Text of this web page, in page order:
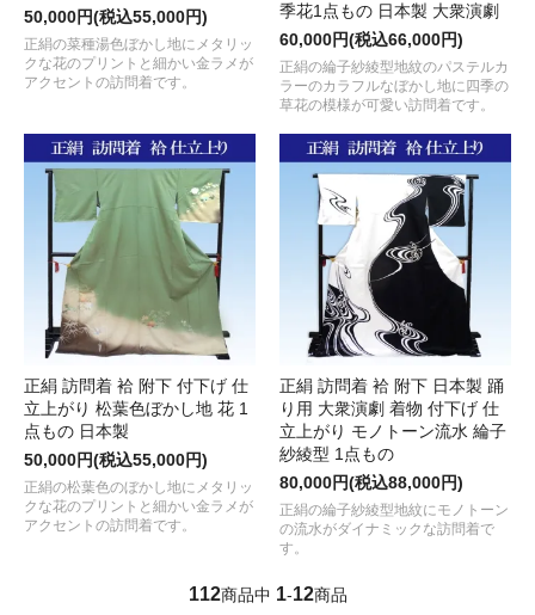
50,000円(税込55,000円)
正絹の菜種湯色ぼかし地にメタリッ
クな花のプリントと細かい金ラメが
アクセントの訪問着です。
季花1点もの 日本製 大衆演劇
60,000円(税込66,000円)
正絹の綸子紗綾型地紋のパステルカ
ラーのカラフルなぼかし地に四季の
草花の模様が可愛い訪問着です。
正絹 訪問着 袷 附下 付下げ 仕
立上がり 松葉色ぼかし地 花 1
点もの 日本製
50,000円(税込55,000円)
正絹の松葉色のぼかし地にメタリッ
クな花のプリントと細かい金ラメが
アクセントの訪問着です。
正絹 訪問着 袷 附下 日本製 踊
り用 大衆演劇 着物 付下げ 仕
立上がり モノトーン流水 綸子
紗綾型 1点もの
80,000円(税込88,000円)
正絹の綸子紗綾型地紋にモノトーン
の流水がダイナミックな訪問着で
す。
112商品中 1-12商品